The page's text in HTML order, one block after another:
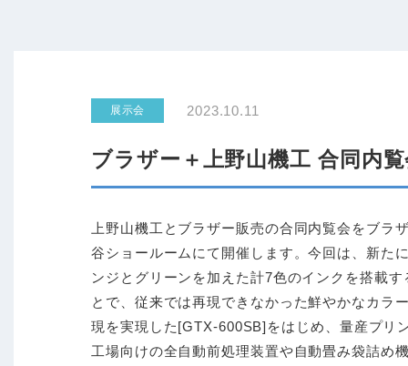
展示会 2023.10.11
ブラザー＋上野山機工 合同内
上野山機工とブラザー販売の合同内覧会をブラ
谷ショールームにて開催します。今回は、新た
ンジとグリーンを加えた計7色のインクを搭載す
とで、従来では再現できなかった鮮やかなカラ
現を実現した[GTX-600SB]をはじめ、量産プリ
工場向けの全自動前処理装置や自動畳み袋詰め